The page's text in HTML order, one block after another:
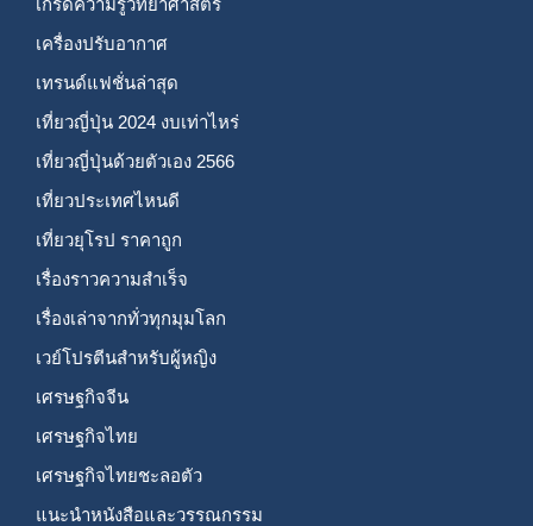
เกร็ดความรู้วิทยาศาสตร์
เครื่องปรับอากาศ
เทรนด์แฟชั่นล่าสุด
เที่ยวญี่ปุ่น 2024 งบเท่าไหร่
เที่ยวญี่ปุ่นด้วยตัวเอง 2566
เที่ยวประเทศไหนดี
เที่ยวยุโรป ราคาถูก
เรื่องราวความสำเร็จ
เรื่องเล่าจากทั่วทุกมุมโลก
เวย์โปรตีนสำหรับผู้หญิง
เศรษฐกิจจีน
เศรษฐกิจไทย
เศรษฐกิจไทยชะลอตัว
แนะนำหนังสือและวรรณกรรม